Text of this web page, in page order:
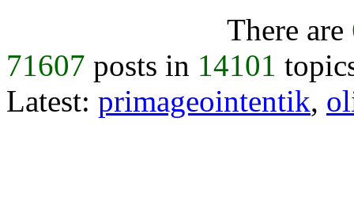
There are
71607 posts in 14101
Latest: primageointentik,